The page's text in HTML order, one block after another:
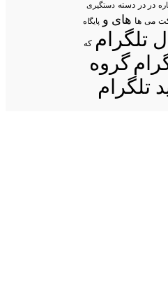
در در دسته دستگیری
می ها های و پایگاه
تلگرام که
گروه
تلگرام